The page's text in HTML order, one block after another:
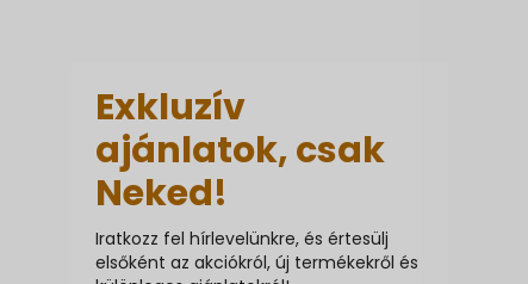
Exkluzív
ajánlatok, csak
Neked!
Iratkozz fel hírlevelünkre, és értesülj
elsőként az akciókról, új termékekről és